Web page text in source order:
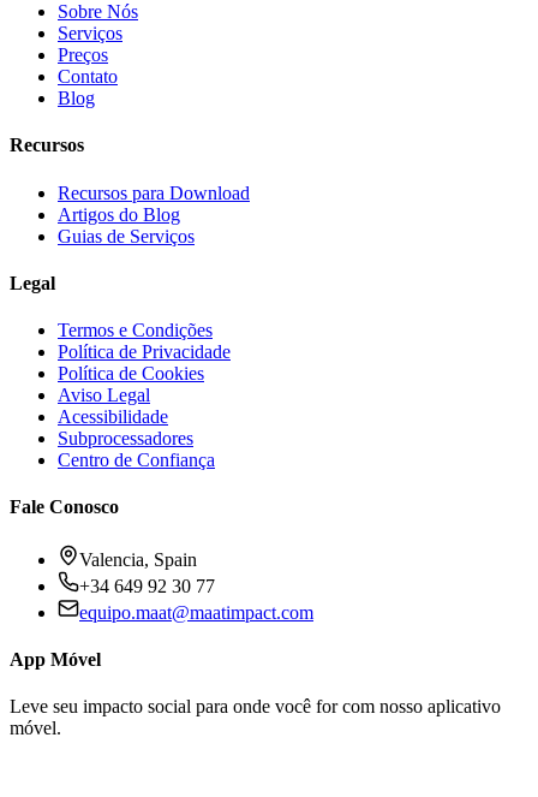
Sobre Nós
Serviços
Preços
Contato
Blog
Recursos
Recursos para Download
Artigos do Blog
Guias de Serviços
Legal
Termos e Condições
Política de Privacidade
Política de Cookies
Aviso Legal
Acessibilidade
Subprocessadores
Centro de Confiança
Fale Conosco
Valencia, Spain
+34 649 92 30 77
equipo.maat@maatimpact.com
App Móvel
Leve seu impacto social para onde você for com nosso aplicativo
móvel.